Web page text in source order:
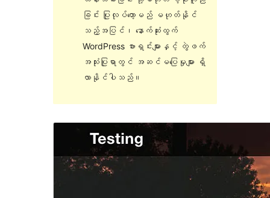
ခြင်း ပြုလုပ်တော့မည် မဟုတ်နိုင်
သည့်အပြင်၊ နောက်ဆုံးထွက်
WordPress ဗားရှင်းများနှင့် တွဲဖက်
အသုံးပြုရာတွင် အဆင်မပြေမှုများ ရှိ
လာနိုင်ပါသည်။